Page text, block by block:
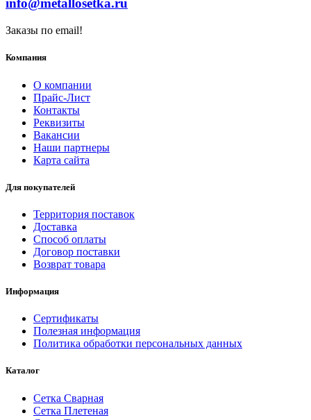
info@metallosetka.ru
Заказы по email!
Компания
О компании
Прайс-Лист
Контакты
Реквизиты
Вакансии
Наши партнеры
Карта сайта
Для покупателей
Территория поставок
Доставка
Способ оплаты
Договор поставки
Возврат товара
Информация
Сертификаты
Полезная информация
Политика обработки персональных данных
Каталог
Сетка Сварная
Сетка Плетеная